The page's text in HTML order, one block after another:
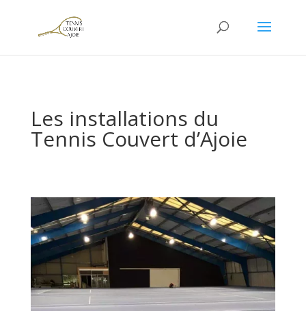
Les installations du
Tennis Couvert d’Ajoie